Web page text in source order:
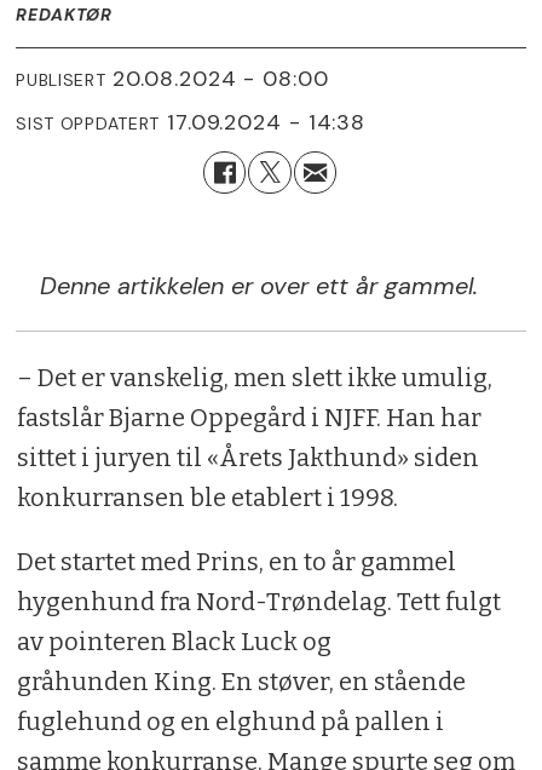
REDAKTØR
PUBLISERT 20.08.2024 - 08:00
SIST OPPDATERT 17.09.2024 - 14:38
Denne artikkelen er over ett år gammel.
– Det er vanskelig, men slett ikke umulig,
fastslår Bjarne Oppegård i NJFF. Han har
sittet i juryen til «Årets Jakthund» siden
konkurransen ble etablert i 1998.
Det startet med Prins, en to år gammel
hygenhund fra Nord-Trøndelag. Tett fulgt
av pointeren Black Luck og
gråhunden King. En støver, en stående
fuglehund og en elghund på pallen i
samme konkurranse. Mange spurte seg om